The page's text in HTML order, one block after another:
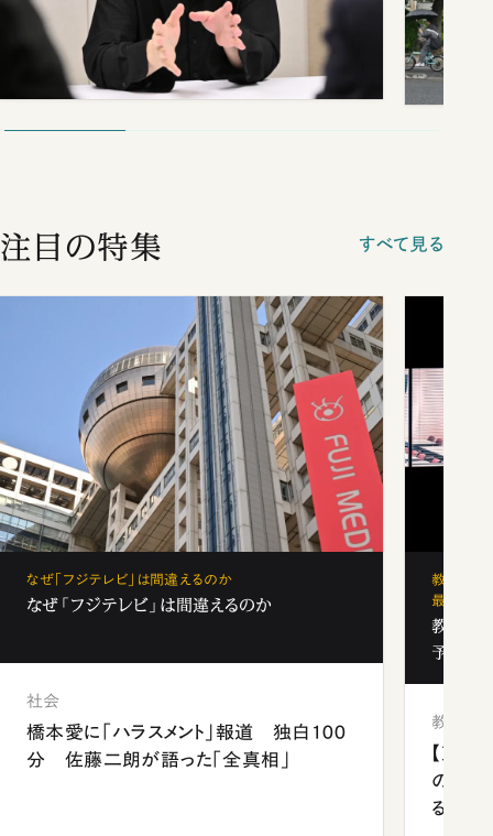
注目の特集 すべて見る
なぜ「フジテレビ」は間違えるのか
なぜ「フジテレビ」は間違えるのか
社会
橋本愛に「ハラスメント」報道 独白100
分 佐藤二朗が語った「全真相」
教育の地
最新勢力
教育の
予備校
教育
【東北
の名
る学習